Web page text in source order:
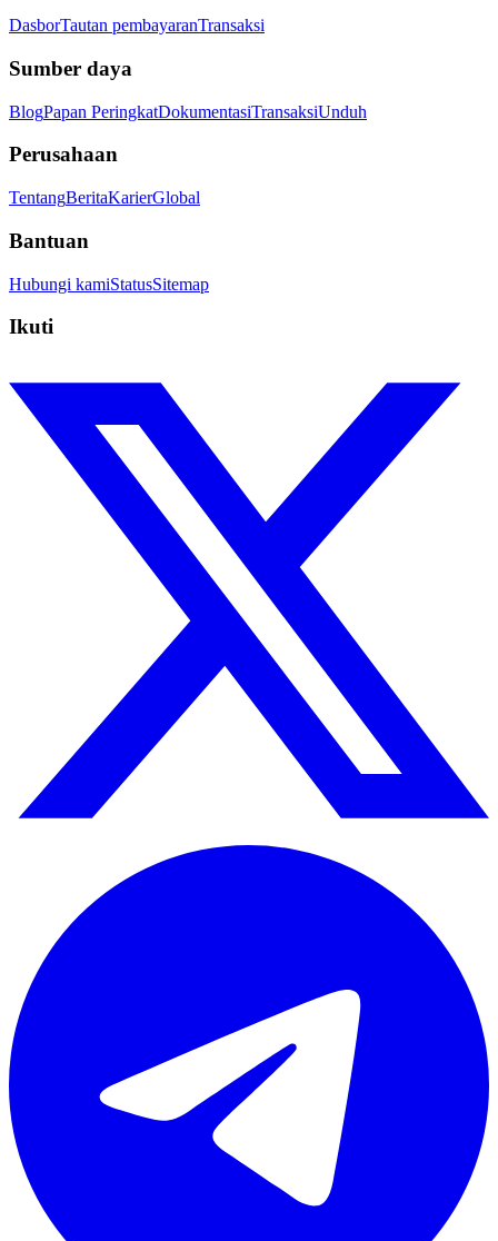
DasborTautan pembayaranTransaksi
Sumber daya
BlogPapan PeringkatDokumentasiTransaksiUnduh
Perusahaan
TentangBeritaKarierGlobal
Bantuan
Hubungi kamiStatusSitemap
Ikuti